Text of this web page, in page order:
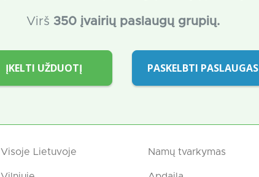
Virš 350 įvairių paslaugų grupių.
ĮKELTI UŽDUOTĮ PASKELBTI PASLAUGAS
Visoje Lietuvoje Namų tvarkymas